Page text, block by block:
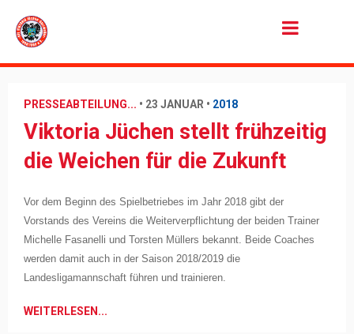
PRESSEABTEILUNG... • 23 JANUAR • 2018
Viktoria Jüchen stellt frühzeitig
die Weichen für die Zukunft
Vor dem Beginn des Spielbetriebes im Jahr 2018 gibt der
Vorstands des Vereins die Weiterverpflichtung der beiden Trainer
Michelle Fasanelli und Torsten Müllers bekannt. Beide Coaches
werden damit auch in der Saison 2018/2019 die
Landesligamannschaft führen und trainieren.
WEITERLESEN...